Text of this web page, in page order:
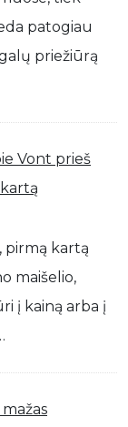
patogiau
priežiūrą
Vont prieš
pirmą kartą
maišelio,
į kainą arba į